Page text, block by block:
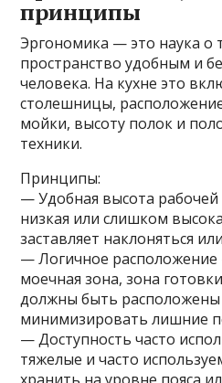
принципы
Эргономика — это наука о
пространство удобным и
человека. На кухне это
столешницы,
мойки, высоту полок и
техники.
Принципы:
— Удобная высота
низкая или слишком
заставляет наклоняться
— Логичное расположение
моечная зона, зона
должны быть расположены
минимизировать лишние
— Доступность часто
тяжелые и часто